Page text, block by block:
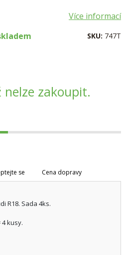
Více informací
SKU: 747T
nelze zakoupit.
se Cena dopravy
R18. Sada 4ks.
kusy.